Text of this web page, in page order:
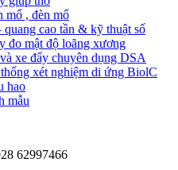
mổ , đèn mổ
quang cao tần & kỹ thuật số
đo mật độ loãng xương
xe đẩy chuyên dụng DSA
xét nghiệm di ứng BiolC
hao
mẫu
62997466